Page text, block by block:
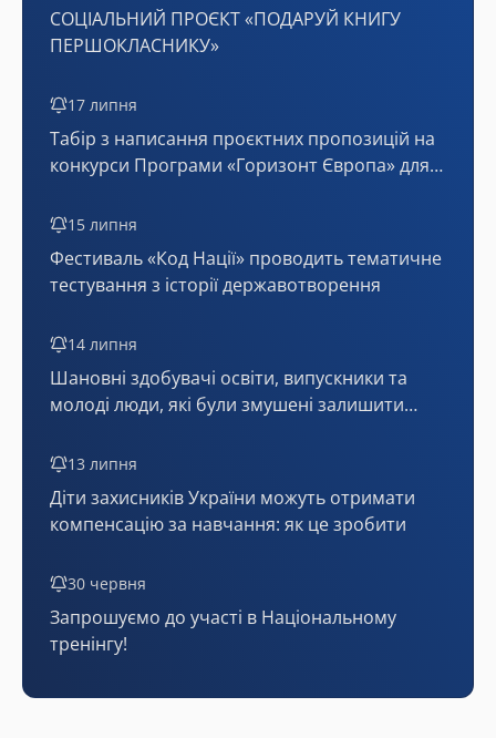
СОЦІАЛЬНИЙ ПРОЄКТ «ПОДАРУЙ КНИГУ
ПЕРШОКЛАСНИКУ»
17 липня
Табір з написання проєктних пропозицій на
конкурси Програми «Горизонт Європа» для
15 липня
Фестиваль «Код Нації» проводить тематичне
тестування з історії державотворення
14 липня
Шановні здобувачі освіти, випускники та
молоді люди, які були змушені залишити
статус внутрішньо переміщених осіб!
13 липня
Діти захисників України можуть отримати
компенсацію за навчання: як це зробити
30 червня
Запрошуємо до участі в Національному
тренінгу!